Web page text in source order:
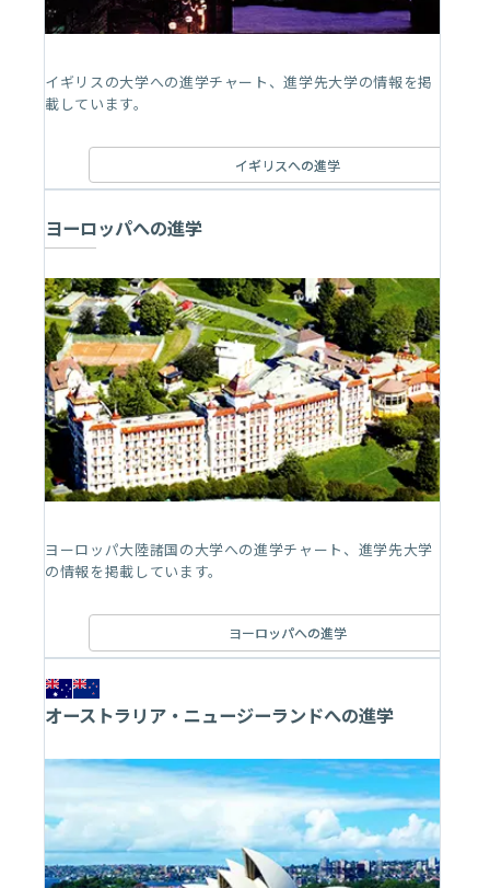
イギリスの大学への進学チャート、進学先大学の情報を掲
載しています。
イギリスへの進学
ヨーロッパへの進学
ヨーロッパ大陸諸国の大学への進学チャート、進学先大学
の情報を掲載しています。
ヨーロッパへの進学
オーストラリア・ニュージーランドへの進学